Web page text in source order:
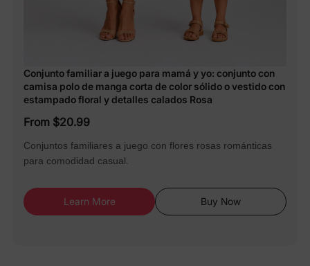
Conjunto familiar a juego para mamá y yo: conjunto con
camisa polo de manga corta de color sólido o vestido con
estampado floral y detalles calados Rosa
From $20.99
Conjuntos familiares a juego con flores rosas románticas
para comodidad casual.
Learn More Buy Now